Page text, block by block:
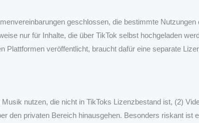
geschlossen, die bestimmte
nur für Inhalte, die über TikTok selbst hochgeladen
Plattformen veröffentlicht, braucht dafür eine separate
nutzen, die nicht in TikToks Lizenzbestand ist, (2)
den privaten Bereich hinausgehen. Besonders riskant ist